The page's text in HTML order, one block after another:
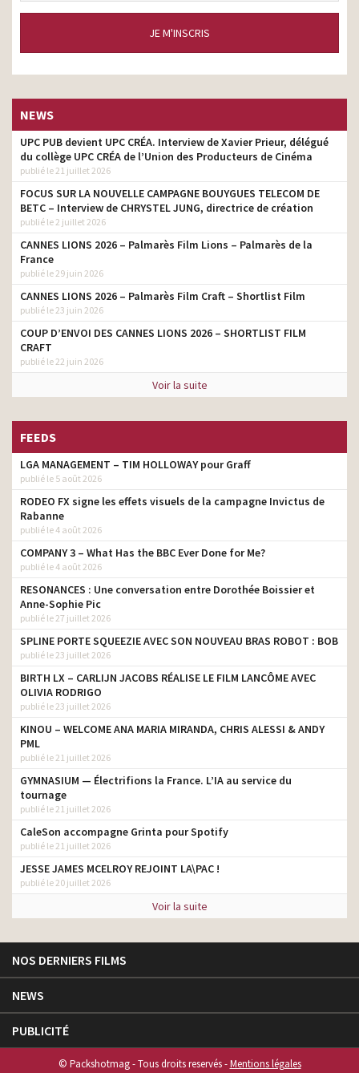
JE M'INSCRIS
NEWS
UPC PUB devient UPC CRÉA. Interview de Xavier Prieur, délégué
du collège UPC CRÉA de l’Union des Producteurs de Cinéma
publié le 21 juillet 2026
FOCUS SUR LA NOUVELLE CAMPAGNE BOUYGUES TELECOM DE
BETC – Interview de CHRYSTEL JUNG, directrice de création
publié le 2 juillet 2026
CANNES LIONS 2026 – Palmarès Film Lions – Palmarès de la
France
publié le 29 juin 2026
CANNES LIONS 2026 – Palmarès Film Craft – Shortlist Film
publié le 23 juin 2026
COUP D’ENVOI DES CANNES LIONS 2026 – SHORTLIST FILM
CRAFT
publié le 22 juin 2026
Voir la suite
FEEDS
LGA MANAGEMENT – TIM HOLLOWAY pour Graff
publié le 5 août 2026
RODEO FX signe les effets visuels de la campagne Invictus de
Rabanne
publié le 4 août 2026
COMPANY 3 – What Has the BBC Ever Done for Me?
publié le 4 août 2026
RESONANCES : Une conversation entre Dorothée Boissier et
Anne-Sophie Pic
publié le 27 juillet 2026
SPLINE PORTE SQUEEZIE AVEC SON NOUVEAU BRAS ROBOT : BOB
publié le 23 juillet 2026
BIRTH LX – CARLIJN JACOBS RÉALISE LE FILM LANCÔME AVEC
OLIVIA RODRIGO
publié le 23 juillet 2026
KINOU – WELCOME ANA MARIA MIRANDA, CHRIS ALESSI & ANDY
PML
publié le 21 juillet 2026
GYMNASIUM — Électrifions la France. L’IA au service du
tournage
publié le 21 juillet 2026
CaleSon accompagne Grinta pour Spotify
publié le 21 juillet 2026
JESSE JAMES MCELROY REJOINT LA\PAC !
publié le 20 juillet 2026
Voir la suite
NOS DERNIERS FILMS
NEWS
PUBLICITÉ
© Packshotmag - Tous droits reservés -Mentions légales